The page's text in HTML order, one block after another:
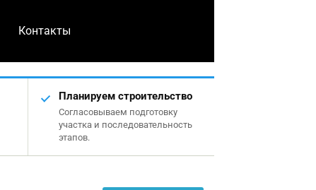
Контакты
Планируем строительство
Согласовываем подготовку
участка и последовательность
этапов.